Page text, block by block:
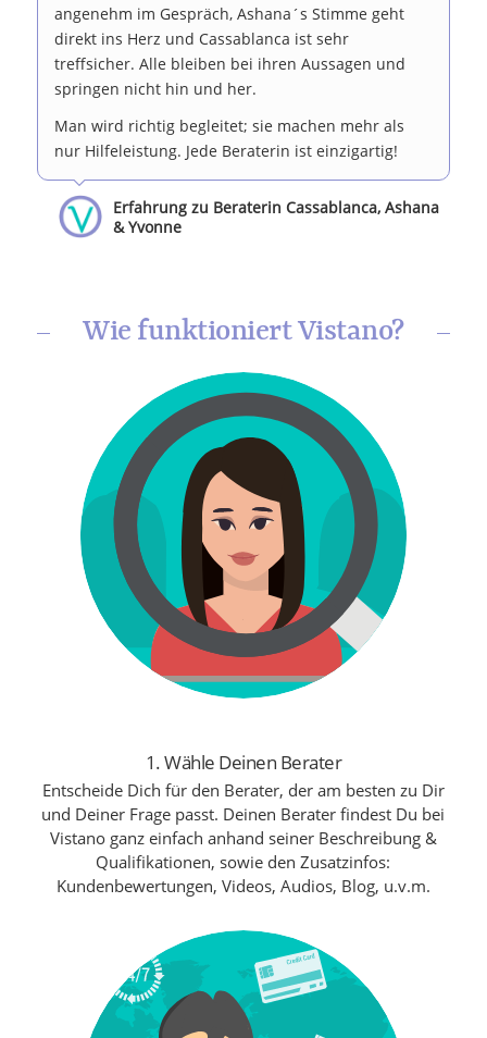
angenehm im Gespräch, Ashana´s Stimme geht
direkt ins Herz und Cassablanca ist sehr
treffsicher. Alle bleiben bei ihren Aussagen und
springen nicht hin und her.
Man wird richtig begleitet; sie machen mehr als
nur Hilfeleistung. Jede Beraterin ist einzigartig!
Erfahrung zu Beraterin Cassablanca, Ashana
& Yvonne
Wie funktioniert Vistano?
1. Wähle Deinen Berater
Entscheide Dich für den Berater, der am besten zu Dir
und Deiner Frage passt. Deinen Berater findest Du bei
Vistano ganz einfach anhand seiner Beschreibung &
Qualifikationen, sowie den Zusatzinfos:
Kundenbewertungen, Videos, Audios, Blog, u.v.m.